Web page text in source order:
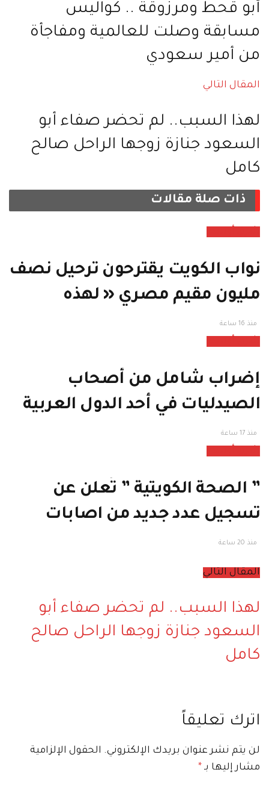
أبو قحط ومرزوقة .. كواليس
مسابقة وصلت للعالمية ومفاجأة
من أمير سعودي
المقال التالي
لهذا السبب.. لم تحضر صفاء أبو
السعود جنازة زوجها الراحل صالح
كامل
ذات صلة مقالات
نواب الكويت يقترحون ترحيل نصف
مليون مقيم مصري « لهذه
الأسباب »
منذ 16 ساعة
إضراب شامل من أصحاب
الصيدليات في أحد الدول العربية
والسبب غريب ” تابع “
منذ 17 ساعة
” الصحة الكويتية ” تُعلن عن
تسجيل عدد جديد من اصابات
كورونا من بينهم مصريين
منذ 20 ساعة
المقال التالي
لهذا السبب.. لم تحضر صفاء أبو
السعود جنازة زوجها الراحل صالح
كامل
اترك تعليقاً
لن يتم نشر عنوان بريدك الإلكتروني. الحقول الإلزامية
مشار إليها بـ *